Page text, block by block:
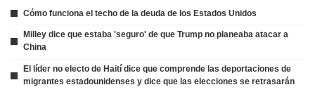
Cómo funciona el techo de la deuda de los Estados Unidos
Milley dice que estaba 'seguro' de que Trump no planeaba atacar a
China
El líder no electo de Haití dice que comprende las deportaciones de
migrantes estadounidenses y dice que las elecciones se retrasarán